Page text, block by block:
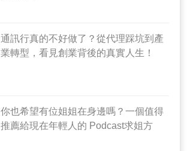
通訊行真的不好做了？從代理踩坑到產
業轉型，看見創業背後的真實人生！
你也希望有位姐姐在身邊嗎？一個值得
推薦給現在年輕人的 Podcast求姐方